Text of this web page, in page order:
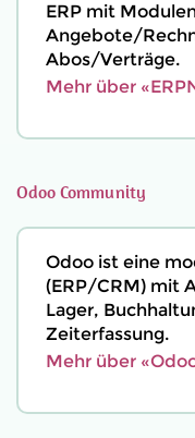
ERP mit
Angebote/
Abos/Verträge.
Mehr über
Odoo Community
Odoo ist eine
(ERP/CRM) mit
Lager,
Zeiterfassung.
Mehr über